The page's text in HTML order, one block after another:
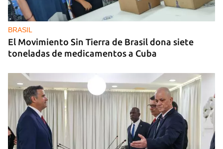
La hija de un diplomático castrista expulsado de
EE UU en 2003 está bajo custodia del ICE
BRASIL
El Movimiento Sin Tierra de Brasil dona siete
toneladas de medicamentos a Cuba